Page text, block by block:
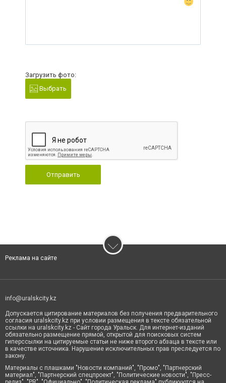
Загрузить фото:
Выбрать
Отправить
Реклама на сайте
info@uralskcity.kz
Допускается цитирование материалов без получения предварительного
согласия uralskcity.kz при условии размещения в тексте обязательной
ссылки на uralskcity.kz - Сайт города Уральск. Для интернет-изданий
обязательно размещение прямой, открытой для поисковых систем
гиперссылки на цитируемые статьи не ниже второго абзаца в тексте или
в качестве источника. Нарушение исключительных прав преследуется по
закону.
Материалы с плашками "Новости компаний", "Промо", "Партнерский
материал", "Партнерский спецпроект", "Политические новости", "Пресс-